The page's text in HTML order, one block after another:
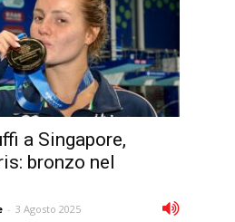
a Singapore,
bronzo nel
- 3 Agosto 2025